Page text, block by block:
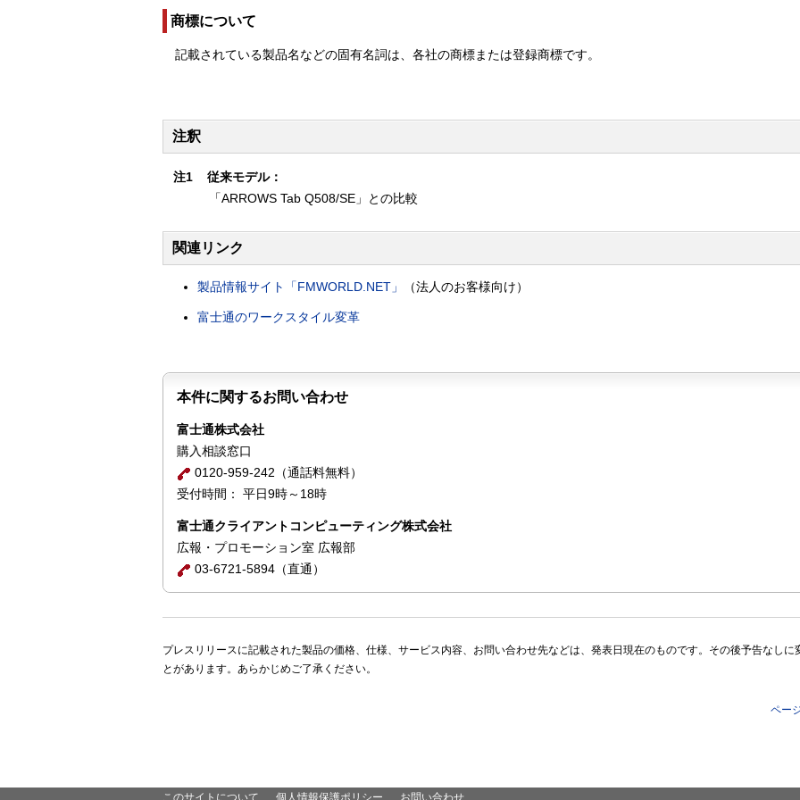
商標について
記載されている製品名などの固有名詞は、各社の商標または登録商標です。
注釈
注1
従来モデル：
「ARROWS Tab Q508/SE」との比較
関連リンク
製品情報サイト「FMWORLD.NET」 （法人のお客様向け）
富士通のワークスタイル変革
本件に関するお問い合わせ
富士通株式会社
購入相談窓口
0120-959-242（通話料無料）
受付時間： 平日9時～18時
富士通クライアントコンピューティング株式会社
広報・プロモーション室 広報部
03-6721-5894（直通）
プレスリリースに記載された製品の価格、仕様、サービス内容、お問い合わせ先などは、発表日現在のものです。その後予告なしに
とがあります。あらかじめご了承ください。
ペー
このサイトについて 個人情報保護ポリシー お問い合わせ